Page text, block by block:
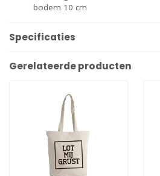
bodem 10 cm
Specificaties
Gerelateerde producten